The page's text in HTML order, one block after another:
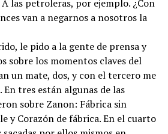
las petroleras, por ejemplo. ¿Con
van a negarnos a nosotros la
le pido a la gente de prensa y
sobre los momentos claves del
un mate, dos, y con el tercero me
tres están algunas de las
sobre Zanon: Fábrica sin
y Corazón de fábrica. En el cuarto